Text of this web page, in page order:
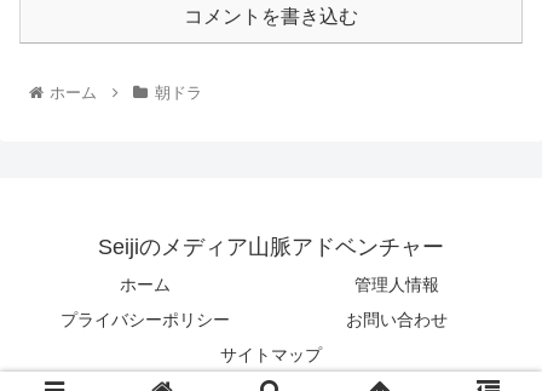
コメントを書き込む
ホーム 朝ドラ
Seijiのメディア山脈アドベンチャー
ホーム
管理人情報
プライバシーポリシー
お問い合わせ
サイトマップ